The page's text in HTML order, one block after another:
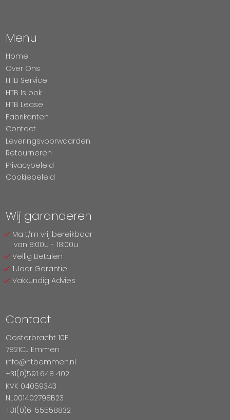
Menu
Home
Over Ons
HTB Service
HTB Is ook
HTB Lease
Fabrikanten
Contact
Leveringsvoorwaarden
Retourneren
Privacybeleid
Cookiebeleid
Wij garanderen
Ma t/m vrij bereikbaar
van 8:00u - 18:00u
Veilig Betalen
1 Jaar Garantie
Vakkundig Advies
Contact
Oosterbracht 10E
7821CJ Emmen
info@htbemmen.nl
+31(0)591 648 402
KVK 04059343
NL001402798B23
+31(0)6-55558832